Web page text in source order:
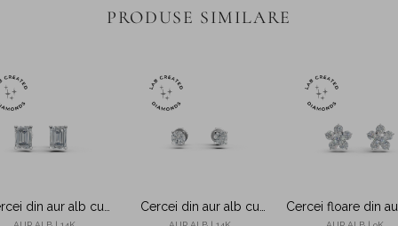
PRODUSE SIMILARE
din aur alb cu
solitaire de
Cercei din aur alb cu
diamante solitaire de
Cercei floare din
cu diamante